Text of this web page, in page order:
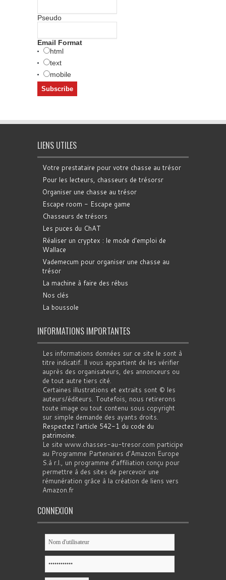
Pseudo
Email Format
html
text
mobile
LIENS UTILES
Votre prestataire pour votre chasse au trésor
Pour les lecteurs, chasseurs de trésorsr
Organiser une chasse au trésor
Escape room - Escape game
Chasseurs de trésors
Les puces du ChAT
Réaliser un cryptex : le mode d'emploi de
Wallace
Vademecum pour organiser une chasse au
trésor
La machine à faire des rébus
Nos clés
La boussole
INFORMATIONS IMPORTANTES
Les informations données sur ce site le sont à
titre indicatif. Il vous appartient de les vérifier
auprès des organisateurs, des annonceurs ou
de tout autre tiers cité.
Certaines illustrations et extraits sont © les
auteurs/éditeurs. Toutefois, nous retirerons
toute image ou tout contenu sous copyright
sur simple demande des ayants droits.
Respectez l'article 542-1 du code du
patrimoine.
Le site www.chasses-au-tresor.com participe
au Programme Partenaires d’Amazon Europe
S.à r.l., un programme d’affiliation conçu pour
permettre à des sites de percevoir une
rémunération grâce à la création de liens vers
Amazon.fr
CONNEXION